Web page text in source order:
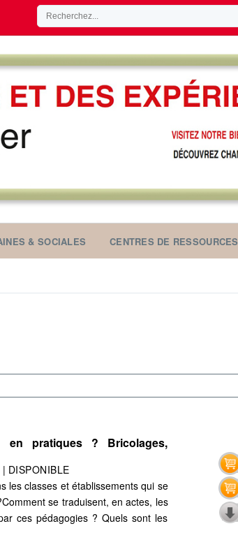
& SOCIALES CENTRES DE RESSOURCES
en pratiques ? Bricolages,
| DISPONIBLE
les classes et établissements qui se
se traduisent, en actes, les
ces pédagogies ? Quels sont les